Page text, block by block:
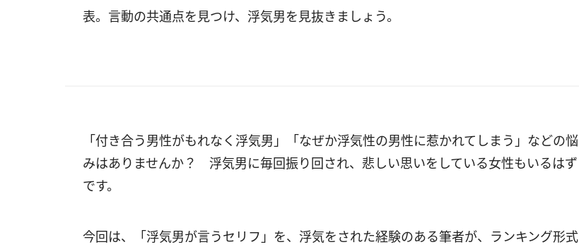
表。言動の共通点を見つけ、浮気男を見抜きましょう。
「付き合う男性がもれなく浮気男」「なぜか浮気性の男性に惹かれてしまう」などの悩
みはありませんか？ 浮気男に毎回振り回され、悲しい思いをしている女性もいるはず
です。
今回は、「浮気男が言うセリフ」を、浮気をされた経験のある筆者が、ランキング形式